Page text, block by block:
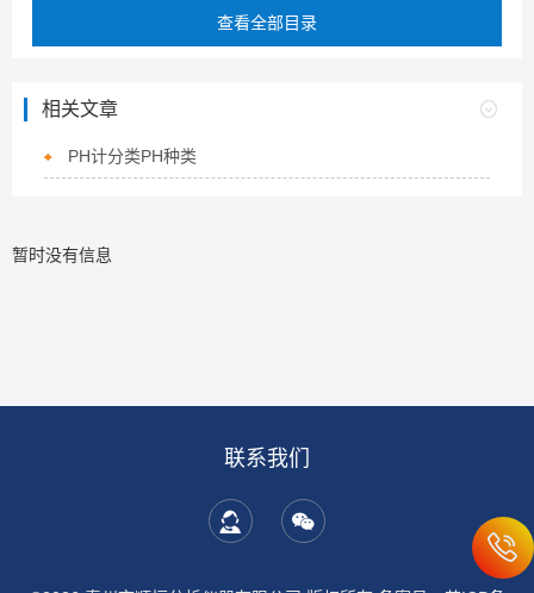
查看全部目录
相关文章
PH计分类PH种类
暂时没有信息
联系我们